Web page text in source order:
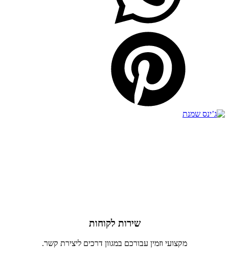
שירות לקוחות
מקצועי וזמין עבורכם במגוון דרכים ליצירת קשר.